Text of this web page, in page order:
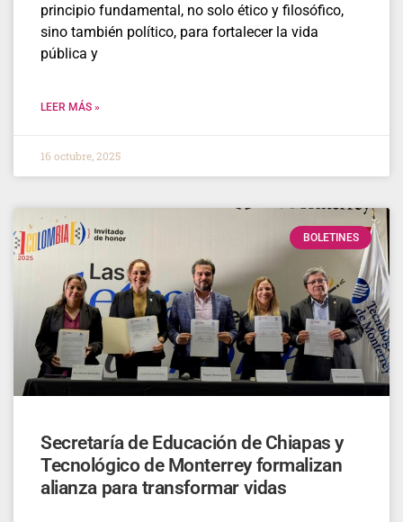
principio fundamental, no solo ético y filosófico,
sino también político, para fortalecer la vida
pública y
LEER MÁS »
16 octubre, 2025
BOLETINES
Secretaría de Educación de Chiapas y
Tecnológico de Monterrey formalizan
alianza para transformar vidas